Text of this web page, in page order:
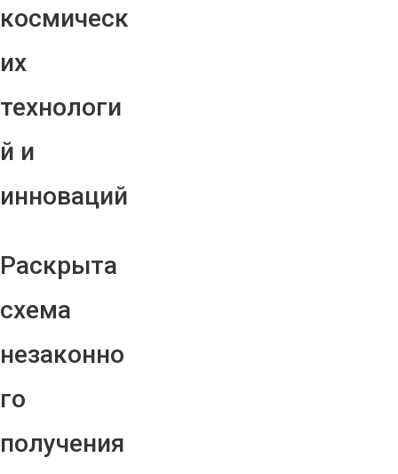
космическ
их
технологи
й и
инноваций
Раскрыта
схема
незаконно
го
получения